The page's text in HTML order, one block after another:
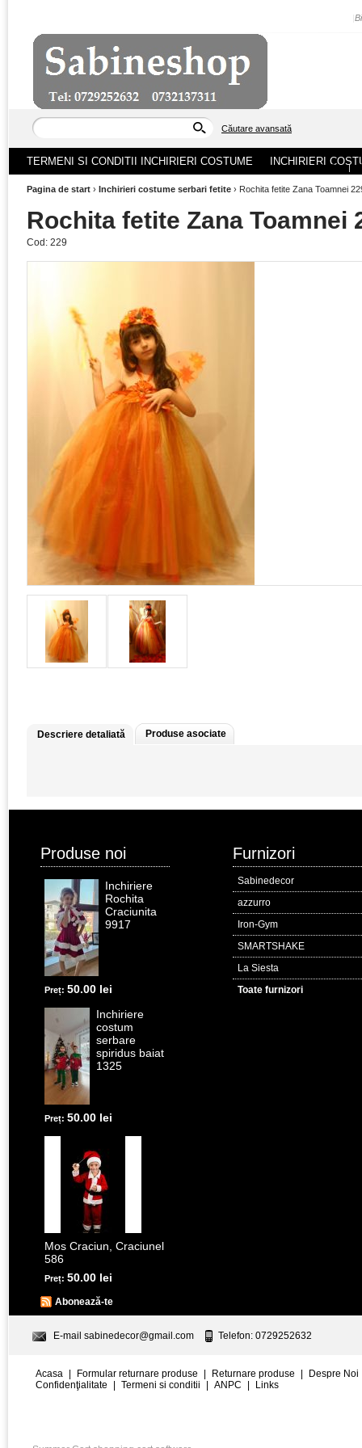
Căutare avansată
ACASA |
TERMENI SI CONDITII INCHIRIERI COSTUME INCHIRIERI
Pagina de start › Inchirieri costume serbari fetite › Rochita fetite Zana Toamnei
Rochita fetite Zana Toamnei
Cod: 229
Descriere detaliată Produse asociate
Produse noi
Inchiriere
Rochita
Craciunita
9917
Preț: 50.00 lei
Inchiriere
costum
serbare
spiridus baiat
1325
Preț: 50.00 lei
Mos Craciun, Craciunel
586
Preț: 50.00 lei
Abonează-te
Furnizori
Sabinedecor
azzurro
Iron-Gym
SMARTSHAKE
La Siesta
Toate furnizori
E-mail sabinedecor@gmail.com Telefon: 0729252632
Acasa Formular returnare produse Returnare produse
Despre Noi
Confidenţialitate
Termeni si conditii ANPC Links